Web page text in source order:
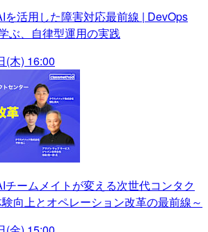
を活用した障害対応最前線 | DevOps
ぶ、自律型運用の実践
(木) 16:00
チームメイトが変える次世代コンタク
向上とオペレーション改革の最前線～